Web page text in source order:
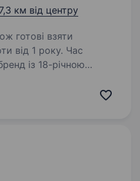
7,3 км від центру
готові взяти
1 року. Час
із 18-річною
Ми встановили